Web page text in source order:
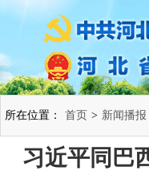
所在位置： 首页 > 新闻播报
习近平同巴